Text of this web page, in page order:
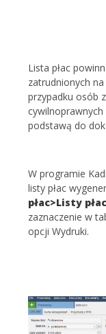
Lista płac
zatrudnionych
przypadku osób
podstawą do
W programie
listy płac
płac>Listy
zaznaczenie w
opcji Wydruki.